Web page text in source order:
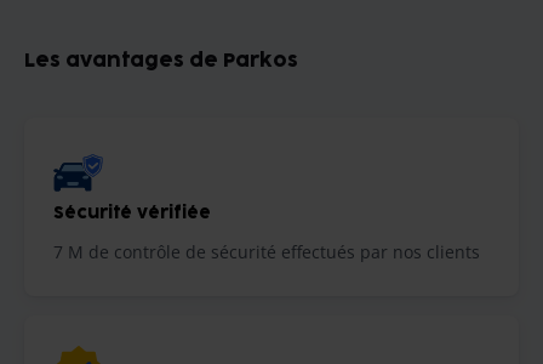
Les avantages de Parkos
Sécurité vérifiée
7 M de contrôle de sécurité effectués par nos clients